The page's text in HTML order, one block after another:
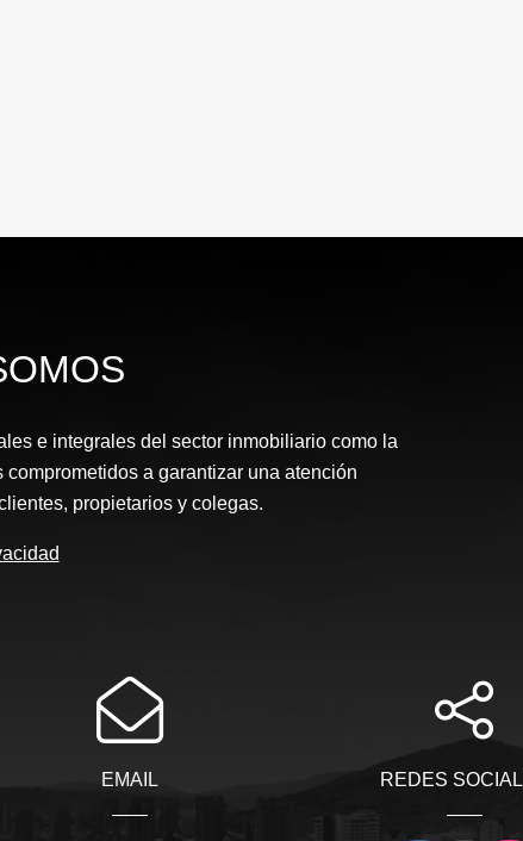
e integrales del sector inmobiliario como la
a garantizar una atención
propietarios y colegas.
EMAIL REDES